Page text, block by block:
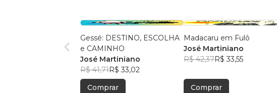
Gessé: DESTINO, ESCOLHA
e CAMINHO
José Martiniano
R$ 41,71R$ 33,02
Comprar
Madacaru em Fulô
José Martiniano
R$ 42,37R$ 33,55
Comprar